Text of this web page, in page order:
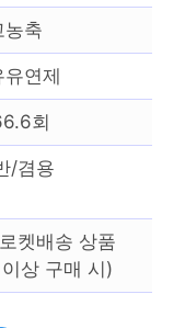
농축
유연제
회
/겸용
켓배송 상품
상 구매 시)